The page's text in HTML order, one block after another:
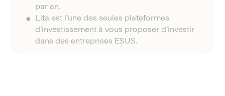
par an.
Lita est l’une des seules plateformes
d’investissement à vous proposer d’investir
dans des entreprises ESUS.